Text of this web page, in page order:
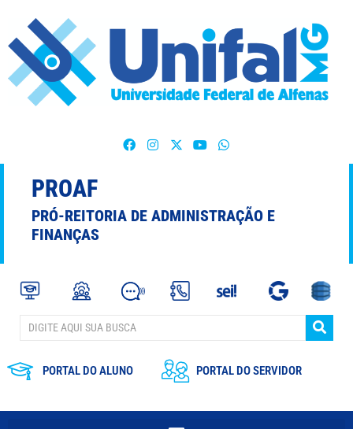
PROAF
PRÓ-REITORIA DE ADMINISTRAÇÃO E
FINANÇAS
PORTAL DO ALUNO PORTAL DO SERVIDOR